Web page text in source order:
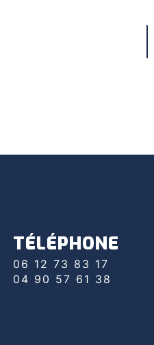
TÉLÉPHONE
06 12 73 83 17
04 90 57 61 38